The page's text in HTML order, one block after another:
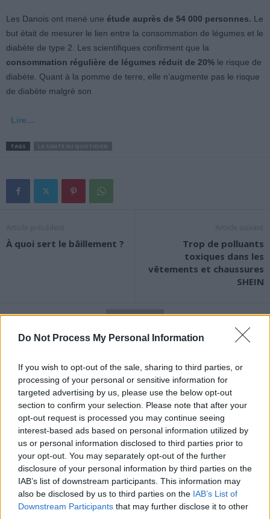
Do Not Process My Personal Information
If you wish to opt-out of the sale, sharing to third parties, or
processing of your personal or sensitive information for
targeted advertising by us, please use the below opt-out
section to confirm your selection. Please note that after your
opt-out request is processed you may continue seeing
interest-based ads based on personal information utilized by
us or personal information disclosed to third parties prior to
your opt-out. You may separately opt-out of the further
disclosure of your personal information by third parties on the
IAB’s list of downstream participants. This information may
also be disclosed by us to third parties on the IAB’s List of
Downstream Participants that may further disclose it to other
Les Danois ont mené une étude auprès de 54 000 personnes. Le
but était de mesurer le lien entre la consommation de légumes et le
diabète de type 2. Les scientifiques confirment que la
consommation régulière de légumes réduit de 20% le risque de
diabète. Quant à la pomme de terre, elle n’augmente pas le risque
de diabète malgré son
Lire…
TAGS
À quoi sert le bâillement ?
Trop de polluants
toxiques dans les
vêtements et chaussures
SHEIN
News Santé
https://news-sante.fr
ARTICLES CONNEXES PLUS DE L'AUTEUR
Santé Santé
Éclipse du 12 août :
Santé